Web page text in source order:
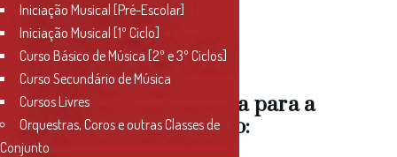
Articulado
Canção obrigatória para a
Prova de Admissão:
Iniciação Musical [Pré-Escolar]
Iniciação Musical [1º Ciclo]
Curso Básico de Música [2º e 3º Ciclos]
Curso Secundário de Música
Cursos Livres
Orquestras, Coros e outras Classes de
Conjunto